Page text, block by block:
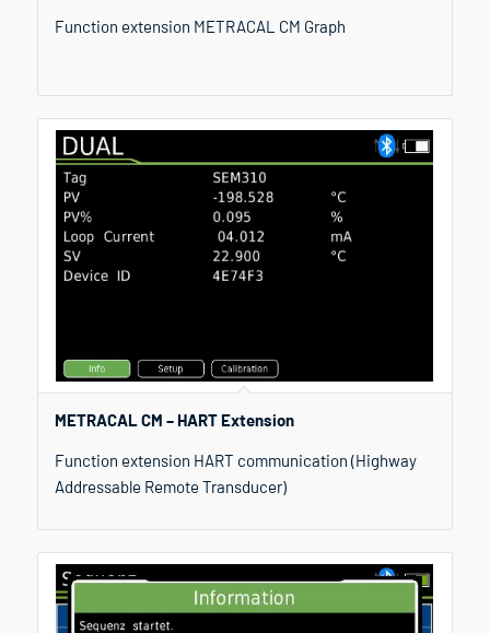
Function extension METRACAL CM Graph
METRACAL CM – HART Extension
Function extension HART communication (Highway
Addressable Remote Transducer)